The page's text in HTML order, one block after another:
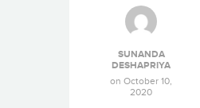
SUNANDA
DESHAPRIYA
on October 10,
2020